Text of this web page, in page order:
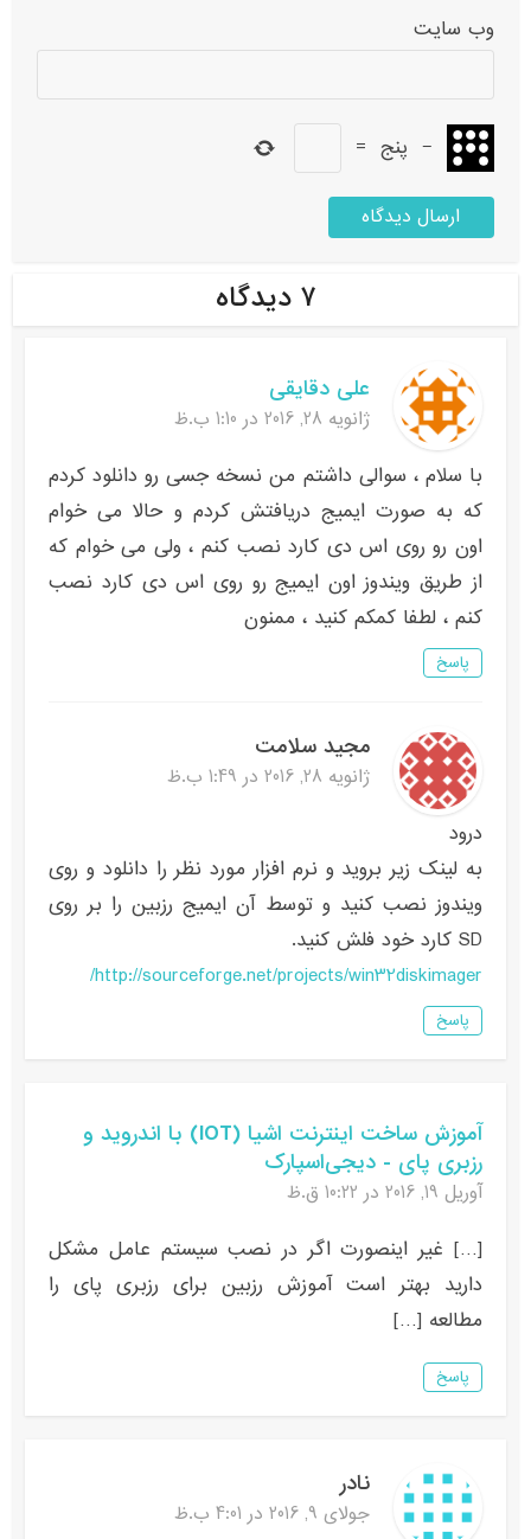
وب‌ سایت
− پنج =
۷ دیدگاه
علی دقایقی
ژانویه 28, 2016 در 1:10 ب.ظ
با سلام ، سوالی داشتم من نسخه جسی رو دانلود کردم
که به صورت ایمیج دریافتش کردم و حالا می خوام
اون رو روی اس دی کارد نصب کنم ، ولی می خوام که
از طریق ویندوز اون ایمیج رو روی اس دی کارد نصب
کنم ، لطفا کمکم کنید ، ممنون
پاسخ
مجید سلامت
ژانویه 28, 2016 در 1:49 ب.ظ
درود
به لینک زیر بروید و نرم افزار مورد نظر را دانلود و روی
ویندوز نصب کنید و توسط آن ایمیج رزبین را بر روی
SD کارد خود فلش کنید.
http://sourceforge.net/projects/win32diskimager/
پاسخ
آموزش ساخت اینترنت اشیا (IOT) با اندروید و
رزبری پای - دیجی‌اسپارک
آوریل 19, 2016 در 10:22 ق.ظ
[…] غیر اینصورت اگر در نصب سیستم عامل مشکل
دارید بهتر است آموزش رزبین برای رزبری پای را
مطالعه […]
پاسخ
نادر
جولای 9, 2016 در 4:01 ب.ظ